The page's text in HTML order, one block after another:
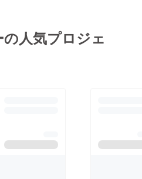
人気プロジェ